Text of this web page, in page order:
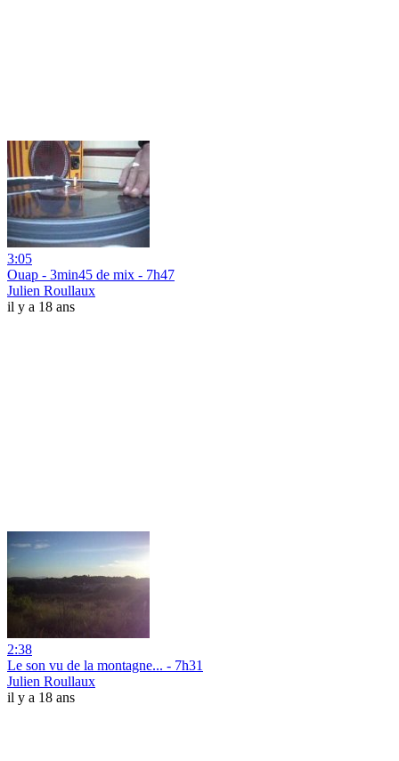
3:05
Ouap - 3min45 de mix - 7h47
Julien Roullaux
il y a 18 ans
2:38
Le son vu de la montagne... - 7h31
Julien Roullaux
il y a 18 ans